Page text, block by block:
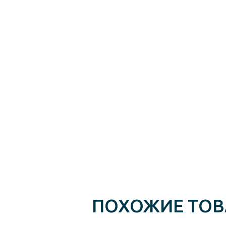
ПОХОЖИЕ